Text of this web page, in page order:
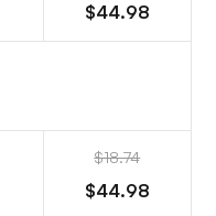
$44.98
$18.74
$44.98